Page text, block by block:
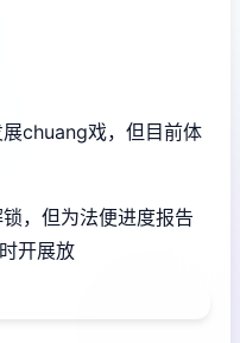
chuang戏，但目前体
，但为法便进度报告
开展放